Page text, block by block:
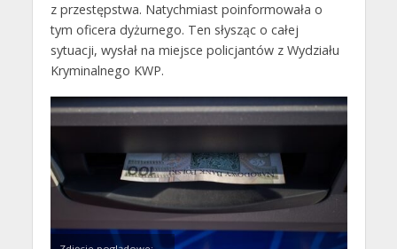
z przestępstwa. Natychmiast poinformowała o
tym oficera dyżurnego. Ten słysząc o całej
sytuacji, wysłał na miejsce policjantów z Wydziału
Kryminalnego KWP.